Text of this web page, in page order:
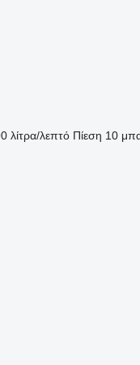
λίτρα/λεπτό Πίεση 10